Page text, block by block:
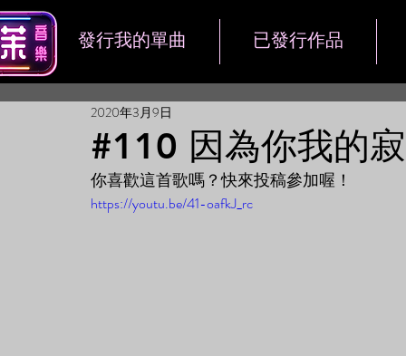
發行我的單曲 已發行作品
#110 因為你我的
2020年3月9日
你喜歡這首歌嗎？快來投稿參加喔！
https://youtu.be/41-oafkJ_rc